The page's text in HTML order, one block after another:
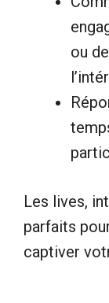
ou
Les lives,
parfaits
captiver